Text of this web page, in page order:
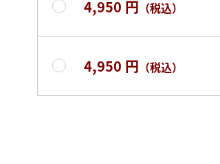
4,950 円 （税込）
4,950 円 （税込）